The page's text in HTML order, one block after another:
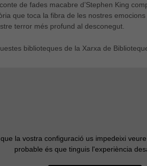
de fades macabre d’Stephen King
que toca la fibra de les nostres
terror més profund al desconegut.
biblioteques de la Xarxa de
la vostra configuració us impedeixi
probable és que tinguis l'experiència